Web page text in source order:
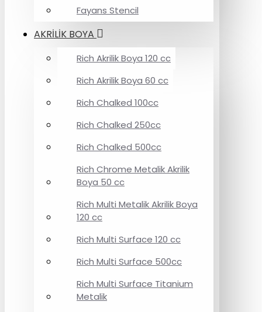
Fayans Stencil
AKRİLİK BOYA
Rich Akrilik Boya 120 cc
Rich Akrilik Boya 60 cc
Rich Chalked 100cc
Rich Chalked 250cc
Rich Chalked 500cc
Rich Chrome Metalik Akrilik
Boya 50 cc
Rich Multi Metalik Akrilik Boya
120 cc
Rich Multi Surface 120 cc
Rich Multi Surface 500cc
Rich Multi Surface Titanium
Metalik